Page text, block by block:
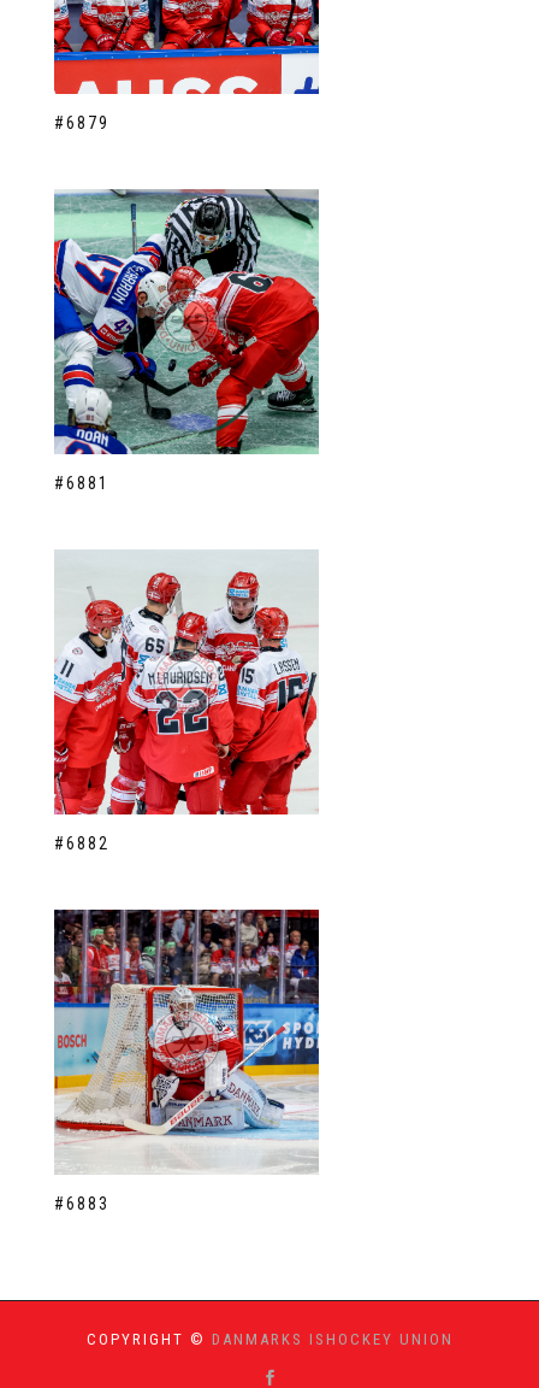
#6879
#6881
#6882
#6883
COPYRIGHT © DANMARKS ISHOCKEY UNION